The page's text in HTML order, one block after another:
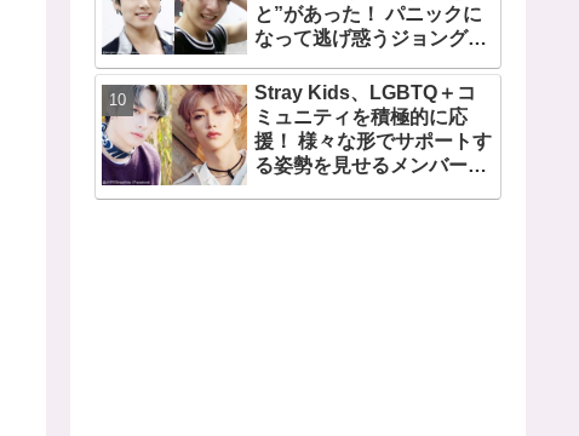
と”があった！ パニックに
なって逃げ惑うジョングク
のジョングクと比べたあど
けない姿が愛らしすぎると
ファンメロメロ
Stray Kids、LGBTQ＋コ
ミュニティを積極的に応
援！ 様々な形でサポートす
る姿勢を見せるメンバーに